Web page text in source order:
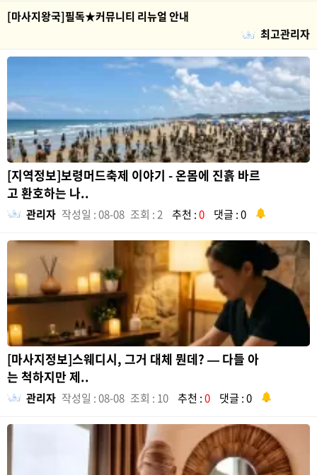
[마사지왕국]필독★커뮤니티 리뉴얼 안내
최고관리자
[지역정보]보령머드축제 이야기 - 온몸에 진흙 바르
고 환호하는 나..
관리자 작성일 : 08-08 조회 : 2 추천 :0 댓글 : 0
[마사지정보]스웨디시, 그거 대체 뭔데? — 다들 아
는 척하지만 제..
관리자 작성일 : 08-08 조회 : 10 추천 :0 댓글 : 0